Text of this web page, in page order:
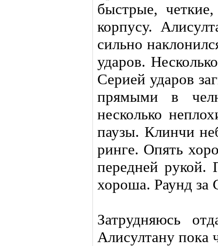
быстрые,
корпусу.
сильно
ударов.
Серией ударов
прямыми в
несколько
паузы. Клинчи
ринге. Опять
передней рукой.
хороша. Раунд за
Затрудняюсь
Алисултану пока